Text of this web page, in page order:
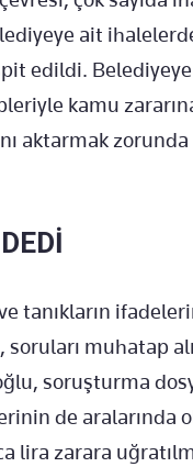
ait
edildi.
kamu
aktarmak zorunda
tanıkların
, soruları muhatap
soruşturma
de aralarında
lira zarara